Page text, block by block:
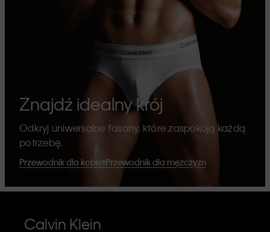
Znajdź idealny krój
Odkryj uniwersalne fasony, które zaspokoją każdą
potrzebę.
Przewodnik dla kobietPrzewodnik dla mężczyzn
Calvin Klein